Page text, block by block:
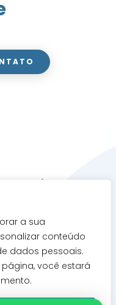
a sua
conteúdo
dados pessoais.
você estará